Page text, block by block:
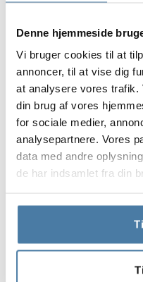
Denne hjemmeside
Vi bruger cookies til at
annoncer, til at vise dig
at analysere vores trafik.
din brug af vores
for sociale medier,
analysepartnere. Vores
data med andre
de har indsamlet fra din
Materialer og